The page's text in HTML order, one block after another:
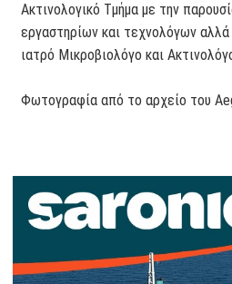
Ακτινολογικό Τμήμα με την
εργαστηρίων και τεχνολόγων
ιατρό Μικροβιολόγο και
Φωτογραφία από το αρχείο του